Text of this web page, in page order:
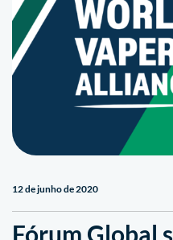
12 de junho de 2020
Fórum Global